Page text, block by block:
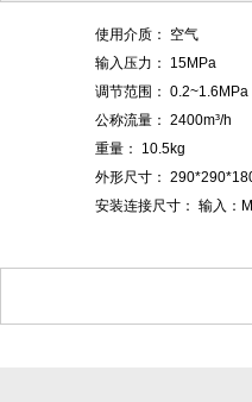
使用介质： 空气
输入压力： 15MPa
调节范围： 0.2~1.6MPa
公称流量： 2400m³/h
重量： 10.5kg
外形尺寸：
安装连接尺寸： 输入：